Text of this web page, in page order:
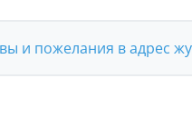
и пожелания в адрес